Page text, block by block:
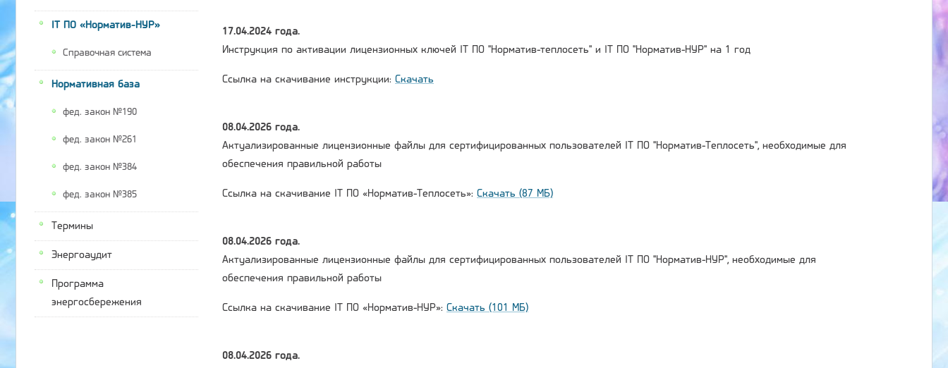
IT ПО «Норматив-НУР»
Справочная система
Нормативная база
фед. закон №190
фед. закон №261
фед. закон №384
фед. закон №385
Термины
Энергоаудит
Программа
энергосбережения
17.04.2024 года.
Инструкция по активации лицензионных ключей IT ПО "Норматив-теплосеть" и IT ПО "Норматив-НУР" на 1 год
Ссылка на скачивание инструкции: Скачать
08.04.2026 года.
Актуализированные лицензионные файлы для сертифицированных пользователей IT ПО "Норматив-Теплосеть", необходимые для
обеспечения правильной работы
Ссылка на скачивание IT ПО «Норматив-Теплосеть»: Скачать (87 МБ)
08.04.2026 года.
Актуализированные лицензионные файлы для сертифицированных пользователей IT ПО "Норматив-НУР", необходимые для
обеспечения правильной работы
Ссылка на скачивание IT ПО «Норматив-НУР»: Скачать (101 МБ)
08.04.2026 года.